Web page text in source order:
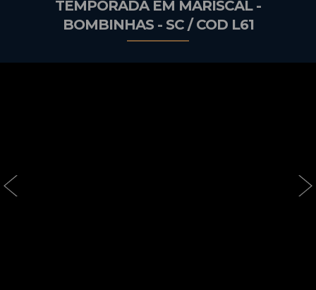
TEMPORADA EM MARISCAL -
BOMBINHAS - SC / COD L61
‹ ›